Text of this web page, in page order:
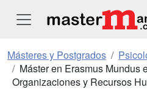
Másteres y Postgrados
Máster en Erasmus Mundus
Organizaciones y Recursos